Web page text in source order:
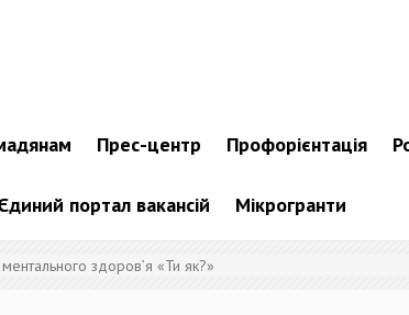
Прес-центр Профорієнтація
портал вакансій Мікрогранти
здоров’я «Ти як?»